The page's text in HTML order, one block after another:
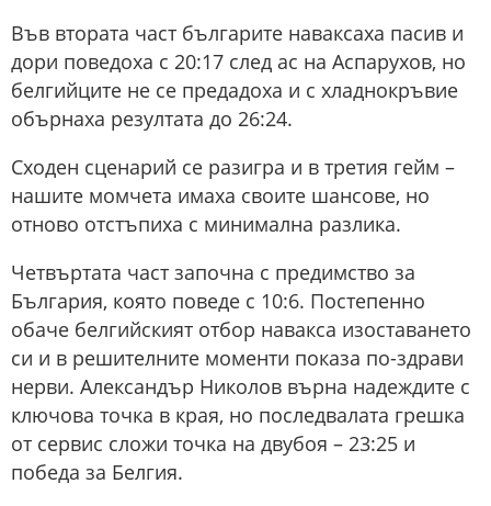
Във втората част българите наваксаха пасив и
дори поведоха с 20:17 след ас на Аспарухов, но
белгийците не се предадоха и с хладнокръвие
обърнаха резултата до 26:24.
Сходен сценарий се разигра и в третия гейм –
нашите момчета имаха своите шансове, но
отново отстъпиха с минимална разлика.
Четвъртата част започна с предимство за
България, която поведе с 10:6. Постепенно
обаче белгийският отбор навакса изоставането
си и в решителните моменти показа по-здрави
нерви. Александър Николов върна надеждите с
ключова точка в края, но последвалата грешка
от сервис сложи точка на двубоя – 23:25 и
победа за Белгия.